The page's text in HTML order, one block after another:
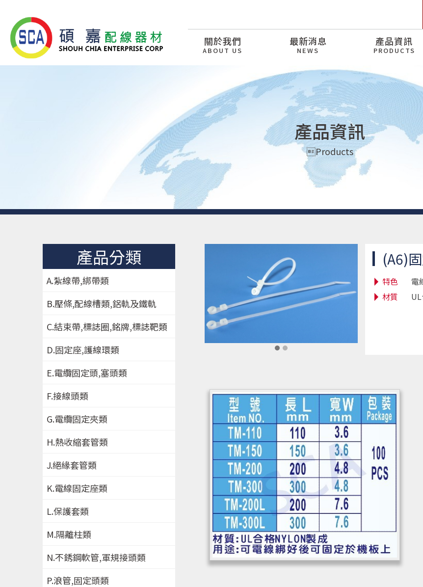
關於我們
ABOUT US
最新消息
NEWS
產品資訊
PRODUCTS
產品資訊
Products
產品分類
A.紮線帶,綁帶類
B.壓條,配線槽類,鋁軌及鐵軌
C.結束帶,標誌圈,銘牌,標誌靶類
D.固定座,護線環類
E.電纜固定頭,塞頭類
F.接線頭類
G.電纜固定夾類
H.熱收縮套管類
J.絕緣套管類
K.電線固定座類
L.保護套類
M.隔離柱類
N.不銹鋼軟管,軍規接頭類
P.浪管,固定頭類
(A6)
特色
電
材質